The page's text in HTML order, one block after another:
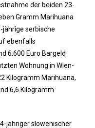
der beiden 23-
Gramm Marihuana
jährige serbische
ebenfalls
6.600 Euro Bargeld
Wohnung in Wien-
Kilogramm Marihuana,
6,6 Kilogramm
jähriger slowenischer